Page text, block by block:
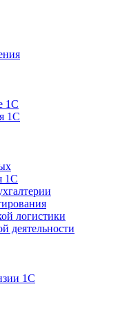
1С
1С
1С
логистики
деятельности
1С